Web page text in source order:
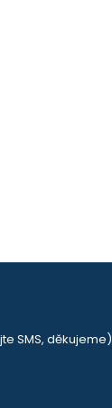
SMS, děkujeme)